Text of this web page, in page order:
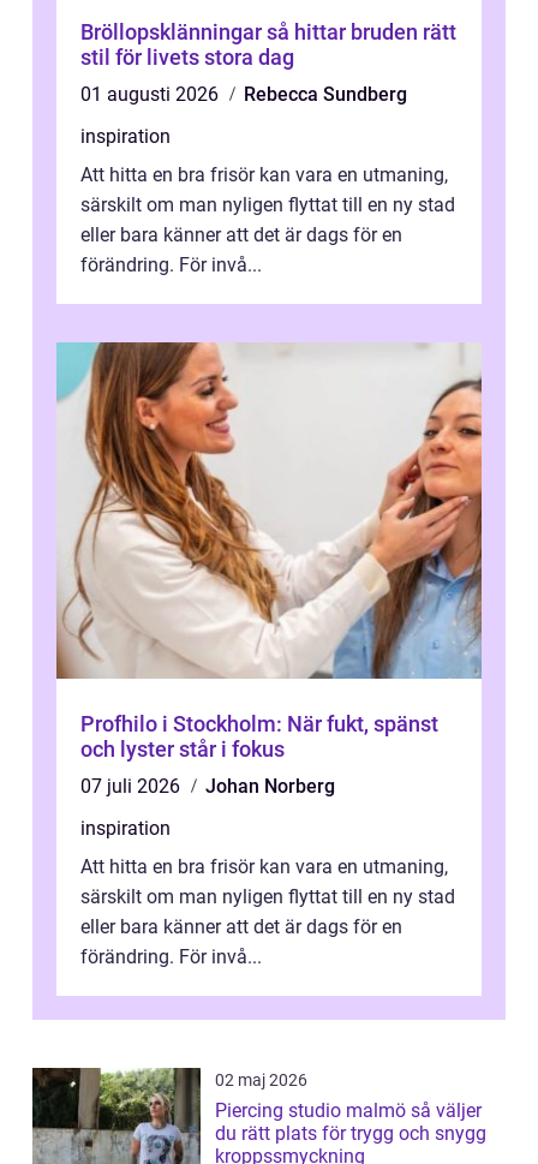
Bröllopsklänningar så hittar bruden rätt
stil för livets stora dag
01 augusti 2026
Rebecca Sundberg
inspiration
Att hitta en bra frisör kan vara en utmaning,
särskilt om man nyligen flyttat till en ny stad
eller bara känner att det är dags för en
förändring. För invå...
Profhilo i Stockholm: När fukt, spänst
och lyster står i fokus
07 juli 2026
Johan Norberg
inspiration
Att hitta en bra frisör kan vara en utmaning,
särskilt om man nyligen flyttat till en ny stad
eller bara känner att det är dags för en
förändring. För invå...
02 maj 2026
Piercing studio malmö så väljer
du rätt plats för trygg och snygg
kroppssmyckning